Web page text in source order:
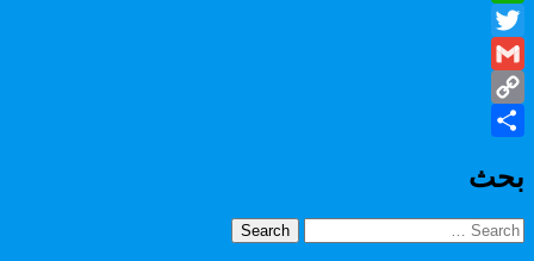
WhatsApp
Twitter
Gmail
Copy
بحث
Search
for: